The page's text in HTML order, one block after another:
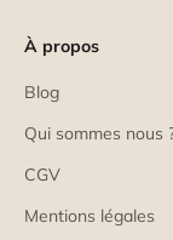
À propos
Blog
Qui sommes nous
CGV
Mentions légales